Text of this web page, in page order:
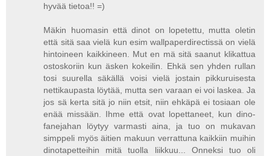
hyvää tietoa!! =)
Mäkin huomasin että dinot on lopetettu, mutta oletin
että sitä saa vielä kun esim wallpaperdirectissä on vielä
hintoineen kaikkineen. Mut en mä sitä saanut klikattua
ostoskoriin kun äsken kokeilin. Ehkä sen yhden rullan
tosi suurella säkällä voisi vielä jostain pikkuruisesta
nettikaupasta löytää, mutta sen varaan ei voi laskea. Ja
jos sä kerta sitä jo niin etsit, niin ehkäpä ei tosiaan ole
enää missään. Ihme että ovat lopettaneet, kun dino-
fanejahan löytyy varmasti aina, ja tuo on mukavan
simppeli myös äitien makuun verrattuna kaikkiin muihin
dinotapetteihin mitä tuolla liikkuu... Onneksi tuo oli